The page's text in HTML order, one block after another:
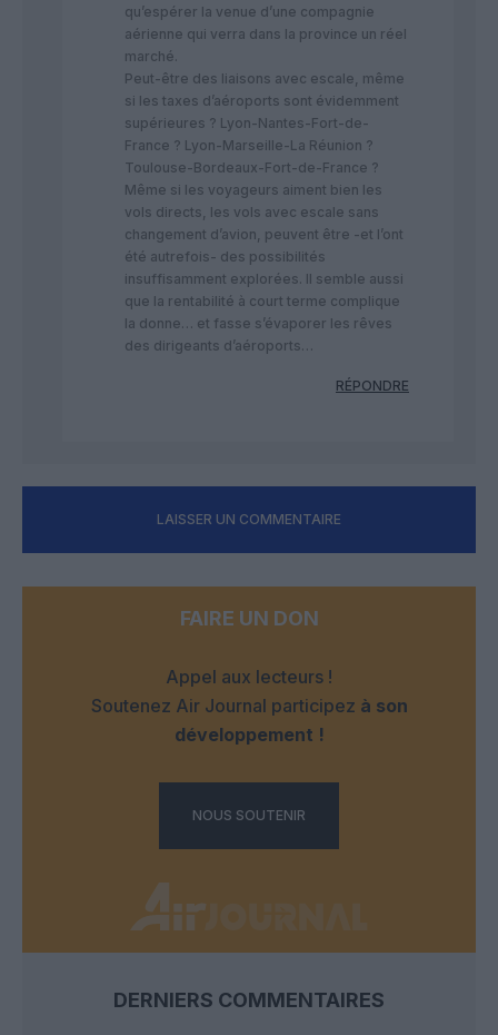
qu’espérer la venue d’une compagnie
aérienne qui verra dans la province un réel
marché.
Peut-être des liaisons avec escale, même
si les taxes d’aéroports sont évidemment
supérieures ? Lyon-Nantes-Fort-de-
France ? Lyon-Marseille-La Réunion ?
Toulouse-Bordeaux-Fort-de-France ?
Même si les voyageurs aiment bien les
vols directs, les vols avec escale sans
changement d’avion, peuvent être -et l’ont
été autrefois- des possibilités
insuffisamment explorées. Il semble aussi
que la rentabilité à court terme complique
la donne… et fasse s’évaporer les rêves
des dirigeants d’aéroports…
RÉPONDRE
LAISSER UN COMMENTAIRE
FAIRE UN DON
Appel aux lecteurs !
Soutenez Air Journal participez à son
développement !
NOUS SOUTENIR
DERNIERS COMMENTAIRES